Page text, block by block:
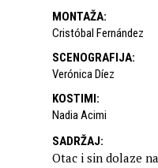
MONTAŽA:
Cristóbal Fernández
SCENOGRAFIJA:
Verónica Díez
KOSTIMI:
Nadia Acimi
SADRŽAJ:
Otac i sin dolaze